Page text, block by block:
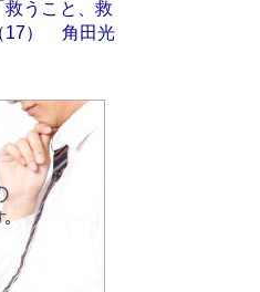
救うこと、救
17） 角田光